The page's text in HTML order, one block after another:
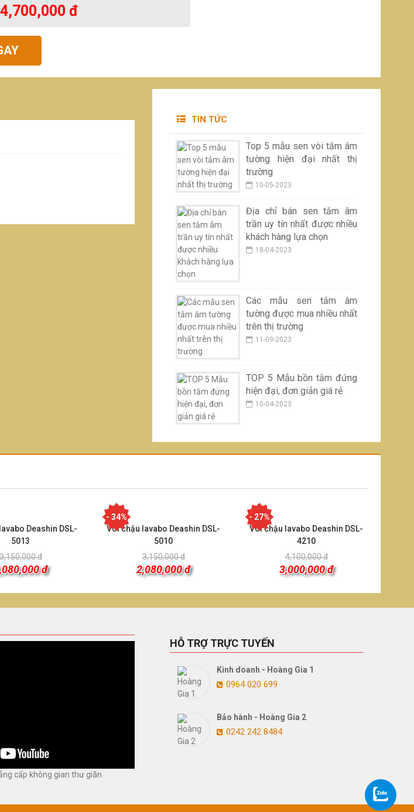
đ
TIN TỨC
Top 5 mẫu sen vòi tắm âm
tường hiện đại nhất thị
trường
10-05-2023
Địa chỉ bán sen tắm âm
trần uy tín nhất được nhiều
khách hàng lựa chọn
18-04-2023
Các mẫu sen tắm âm
tường được mua nhiều nhất
trên thị trường
11-09-2023
TOP 5 Mẫu bồn tắm đứng
hiện đại, đơn giản giá rẻ
10-04-2023
Deashin DSL-
5013
đ
đ
- 34%
Vòi chậu lavabo Deashin DSL-
5010
3,150,000 đ
2,080,000 đ
- 27%
Vòi chậu lavabo Deashin DSL-
4210
4,100,000 đ
3,000,000 đ
cấp không gian thư giãn
HỖ TRỢ TRỰC TUYẾN
Kinh doanh - Hoàng Gia 1
0964 020 699
Bảo hành - Hoàng Gia 2
0242 242 8484